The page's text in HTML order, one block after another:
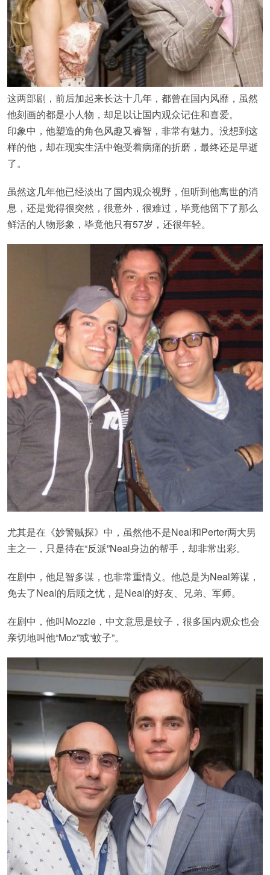
这两部剧，前后加起来长达十几年，都曾在国内风靡，虽然
他刻画的都是小人物，却足以让国内观众记住和喜爱。
印象中，他塑造的角色风趣又睿智，非常有魅力。没想到这
样的他，却在现实生活中饱受着病痛的折磨，最终还是早逝
了。
虽然这几年他已经淡出了国内观众视野，但听到他离世的消
息，还是觉得很突然，很意外，很难过，毕竟他留下了那么
鲜活的人物形象，毕竟他只有57岁，还很年轻。
尤其是在《妙警贼探》中，虽然他不是Neal和Perter两大男
主之一，只是待在“反派”Neal身边的帮手，却非常出彩。
在剧中，他足智多谋，也非常重情义。他总是为Neal筹谋，
免去了Neal的后顾之忧，是Neal的好友、兄弟、军师。
在剧中，他叫Mozzie，中文意思是蚊子，很多国内观众也会
亲切地叫他“Moz”或“蚊子”。